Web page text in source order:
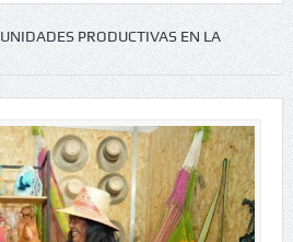
UNIDADES PRODUCTIVAS EN LA